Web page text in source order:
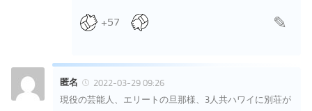
+57
匿名
2022-03-29 09:26
現役の芸能人、エリートの旦那様、3人共ハワイに別荘が